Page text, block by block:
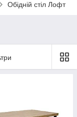
Обідній стіл Лофт